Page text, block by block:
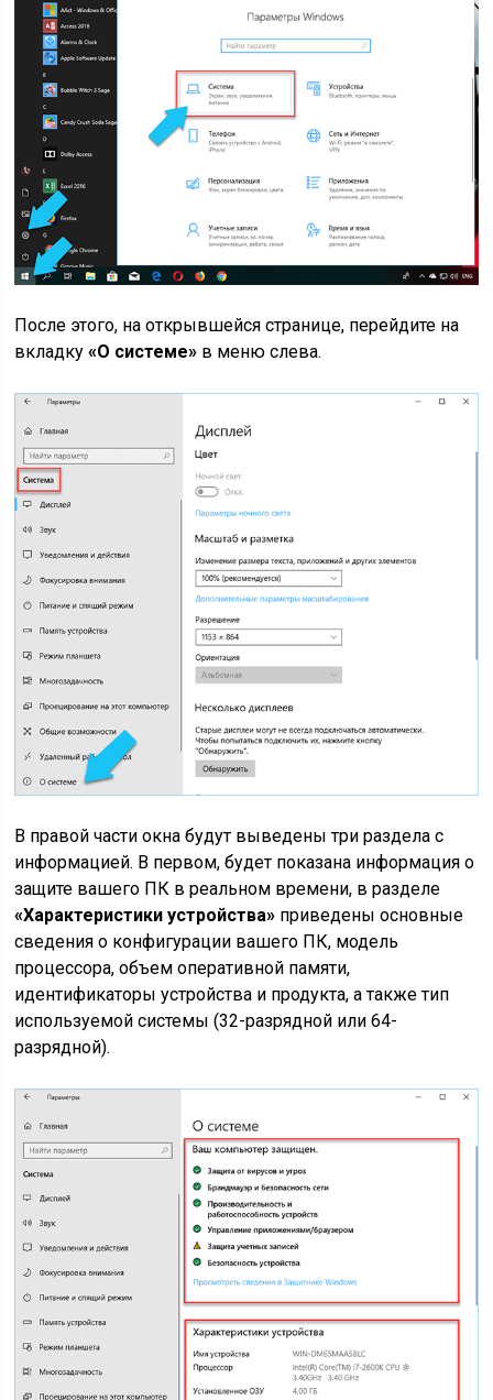
После этого, на открывшейся странице, перейдите на
вкладку«О системе» в меню слева.
В правой части окна будут выведены три раздела с
информацией. В первом, будет показана информация о
защите вашего ПК в реальном времени, в разделе
«Характеристики устройства» приведены основные
сведения о конфигурации вашего ПК, модель
процессора, объем оперативной памяти,
идентификаторы устройства и продукта, а также тип
используемой системы (32-разрядной или 64-
разрядной).